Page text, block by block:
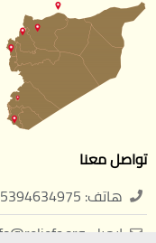
تواصل معنا
هاتف: 00905394634975
ايميل: info@reliefc.org